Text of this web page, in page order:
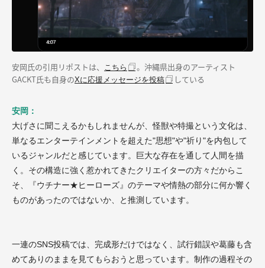
安岡氏の引用リポストは、 こちら
。沖縄県出身のアーティスト
GACKT氏も自身のXに応援メッセージを投稿 している
安岡：
大げさに聞こえるかもしれませんが、怪獣や特撮という文化は、
単なるエンターテインメントを超えた"思想"や"祈り"を内包して
いるジャンルだと感じています。巨大な存在を通して人間を描
く。その構造に強く惹かれてきたクリエイターの方々だからこ
そ、『ウチナー★ヒーローズ』のテーマや情熱の部分に何か響く
ものがあったのではないか、と推測しています。
一連のSNS投稿では、完成形だけではなく、試行錯誤や葛藤も含
めてありのままを見てもらおうと思っています。制作の過程その